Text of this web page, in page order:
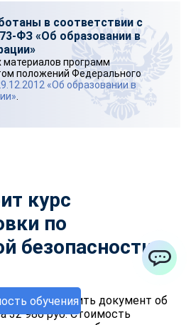
обучения
в соответствии с
ФЗ «Об образовании в
программ
положений Федерального
«Об образовании в
курс
по
безопасностив
и получить документ об
32 980 руб. Стоимость